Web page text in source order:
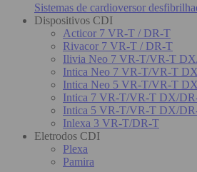
Sistemas de cardioversor
Dispositivos CDI
Acticor 7 VR-T / DR-T
Rivacor 7 VR-T / DR-T
Ilivia Neo 7 VR-T/VR-T
Intica Neo 7 VR-T/VR-T
Intica Neo 5 VR-T/VR-T
Intica 7 VR-T/VR-T DX/
Intica 5 VR-T/VR-T DX/
Inlexa 3 VR-T/DR-T
Eletrodos CDI
Plexa
Pamira